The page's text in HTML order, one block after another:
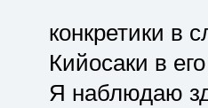
конкретики в
Кийосаки в
Я наблюдаю